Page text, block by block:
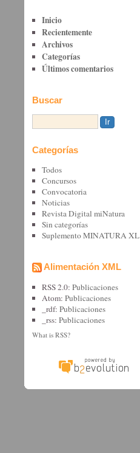
Inicio
Recientemente
Archivos
Categorías
Últimos comentarios
Buscar
Categorías
Todos
Concursos
Convocatoria
Noticias
Revista Digital miNatura
Sin categorí­as
Suplemento MINATURA XL
Alimentación XML
RSS 2.0:Publicaciones
Atom:Publicaciones
_rdf:Publicaciones
_rss:Publicaciones
What is RSS?